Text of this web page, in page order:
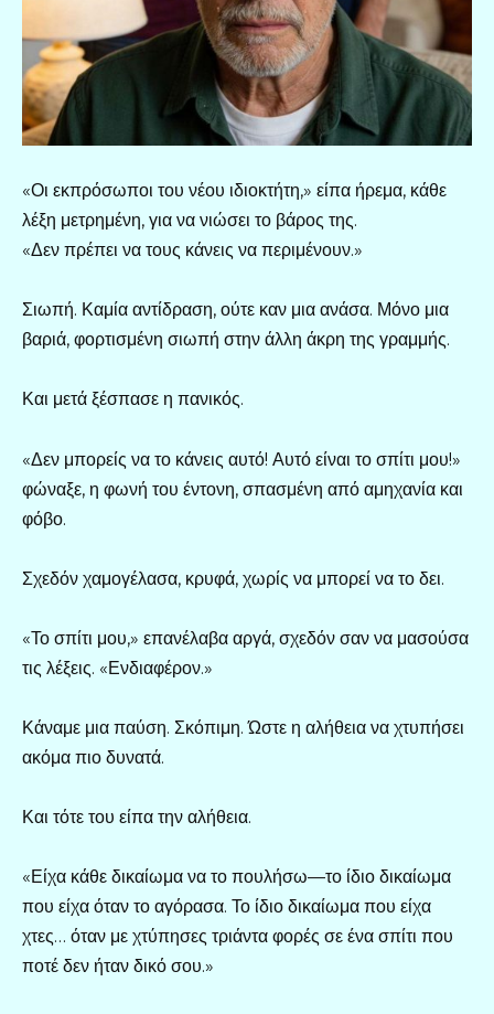
«Οι εκπρόσωποι του νέου ιδιοκτήτη,» είπα ήρεμα, κάθε
λέξη μετρημένη, για να νιώσει το βάρος της.
«Δεν πρέπει να τους κάνεις να περιμένουν.»
Σιωπή. Καμία αντίδραση, ούτε καν μια ανάσα. Μόνο μια
βαριά, φορτισμένη σιωπή στην άλλη άκρη της γραμμής.
Και μετά ξέσπασε η πανικός.
«Δεν μπορείς να το κάνεις αυτό! Αυτό είναι το σπίτι μου!»
φώναξε, η φωνή του έντονη, σπασμένη από αμηχανία και
φόβο.
Σχεδόν χαμογέλασα, κρυφά, χωρίς να μπορεί να το δει.
«Το σπίτι μου,» επανέλαβα αργά, σχεδόν σαν να μασούσα
τις λέξεις. «Ενδιαφέρον.»
Κάναμε μια παύση. Σκόπιμη. Ώστε η αλήθεια να χτυπήσει
ακόμα πιο δυνατά.
Και τότε του είπα την αλήθεια.
«Είχα κάθε δικαίωμα να το πουλήσω—το ίδιο δικαίωμα
που είχα όταν το αγόρασα. Το ίδιο δικαίωμα που είχα
χτες… όταν με χτύπησες τριάντα φορές σε ένα σπίτι που
ποτέ δεν ήταν δικό σου.»